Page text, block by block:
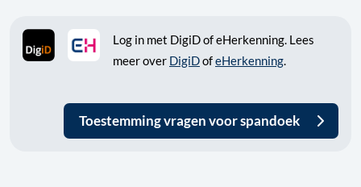
Log in met DigiD of eHerkenning. Lees
meer over DigiDofeHerkenning.
Toestemming vragen voor spandoek